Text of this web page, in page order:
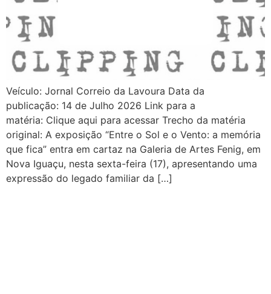
Veículo: Jornal Correio da Lavoura Data da
publicação: 14 de Julho 2026 Link para a
matéria: Clique aqui para acessar Trecho da matéria
original: A exposição “Entre o Sol e o Vento: a memória
que fica” entra em cartaz na Galeria de Artes Fenig, em
Nova Iguaçu, nesta sexta-feira (17), apresentando uma
expressão do legado familiar da […]